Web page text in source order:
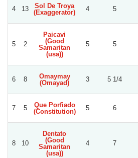
4 13
Sol De Troya
(Exaggerator)
4 5
5 2
Paicavi
(Good
Samaritan
(usa))
5 5
6 8
Omaymay
(Omayad)
3 5 1/4
7 5
Que Porfiado
(Constitution)
5 6
8 10
Dentato
(Good
Samaritan
(usa))
4 7